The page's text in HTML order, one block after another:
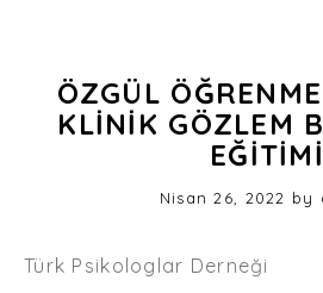
ÖZGÜL
KLINIK GÖZLEM
EĞITIMI
Posted
Nisan 26, 2022 by
Türk Psikologlar Derneği